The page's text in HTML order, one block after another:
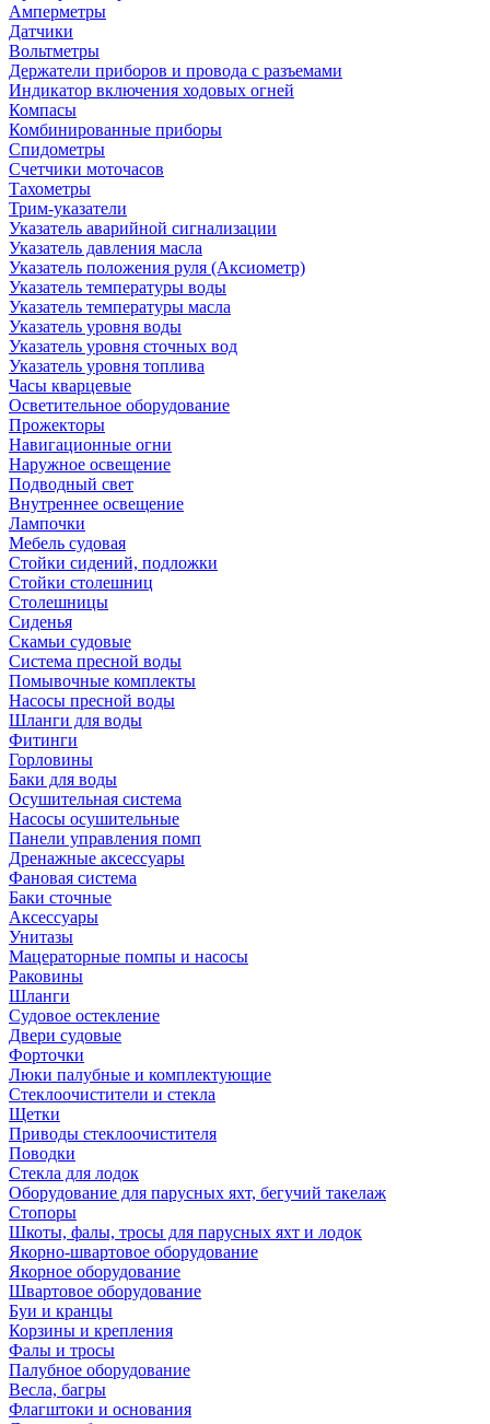
Амперметры
Датчики
Вольтметры
Держатели приборов и провода с разъемами
Индикатор включения ходовых огней
Компасы
Комбинированные приборы
Спидометры
Счетчики моточасов
Тахометры
Трим-указатели
Указатель аварийной сигнализации
Указатель давления масла
Указатель положения руля (Аксиометр)
Указатель температуры воды
Указатель температуры масла
Указатель уровня воды
Указатель уровня сточных вод
Указатель уровня топлива
Часы кварцевые
Осветительное оборудование
Прожекторы
Навигационные огни
Наружное освещение
Подводный свет
Внутреннее освещение
Лампочки
Мебель судовая
Стойки сидений, подложки
Стойки столешниц
Столешницы
Сиденья
Скамьи судовые
Система пресной воды
Помывочные комплекты
Насосы пресной воды
Шланги для воды
Фитинги
Горловины
Баки для воды
Осушительная система
Насосы осушительные
Панели управления помп
Дренажные аксессуары
Фановая система
Баки сточные
Аксессуары
Унитазы
Мацераторные помпы и насосы
Раковины
Шланги
Судовое остекление
Двери судовые
Форточки
Люки палубные и комплектующие
Стеклоочистители и стекла
Щетки
Приводы стеклоочистителя
Поводки
Стекла для лодок
Оборудование для парусных яхт, бегучий такелаж
Стопоры
Шкоты, фалы, тросы для парусных яхт и лодок
Якорно-швартовое оборудование
Якорное оборудование
Швартовое оборудование
Буи и кранцы
Корзины и крепления
Фалы и тросы
Палубное оборудование
Весла, багры
Флагштоки и основания